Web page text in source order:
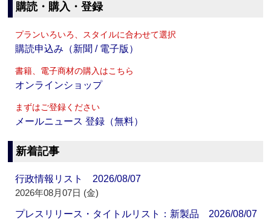
購読・購入・登録
プランいろいろ、スタイルに合わせて選択
購読申込み（新聞 / 電子版）
書籍、電子商材の購入はこちら
オンラインショップ
まずはご登録ください
メールニュース 登録（無料）
新着記事
行政情報リスト 2026/08/07
2026年08月07日 (金)
プレスリリース・タイトルリスト：新製品 2026/08/07